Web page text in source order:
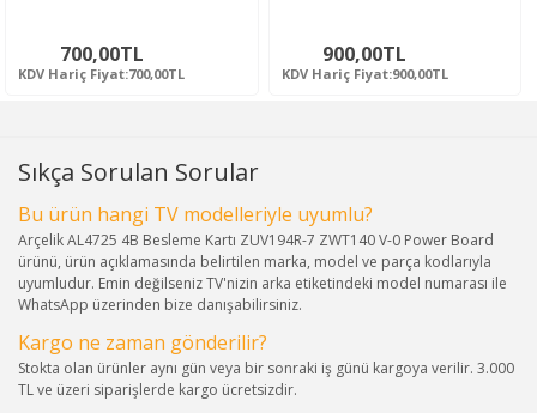
700,00TL
KDV Hariç Fiyat:700,00TL
900,00TL
KDV Hariç Fiyat:900,00TL
Sıkça Sorulan Sorular
Bu ürün hangi TV modelleriyle uyumlu?
Arçelik AL4725 4B Besleme Kartı ZUV194R-7 ZWT140 V-0 Power Board
ürünü, ürün açıklamasında belirtilen marka, model ve parça kodlarıyla
uyumludur. Emin değilseniz TV'nizin arka etiketindeki model numarası ile
WhatsApp üzerinden bize danışabilirsiniz.
Kargo ne zaman gönderilir?
Stokta olan ürünler aynı gün veya bir sonraki iş günü kargoya verilir. 3.000
TL ve üzeri siparişlerde kargo ücretsizdir.